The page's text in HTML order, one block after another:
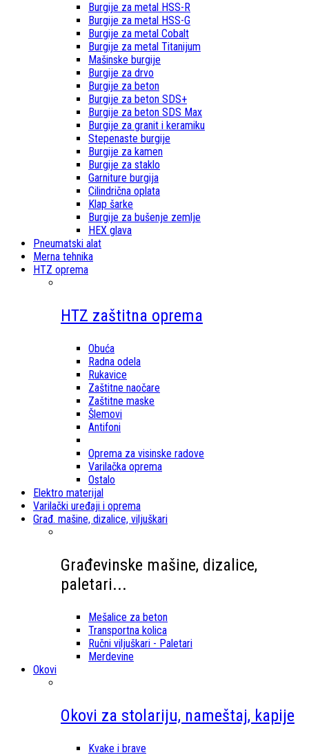
Burgije za metal HSS-R
Burgije za metal HSS-G
Burgije za metal Cobalt
Burgije za metal Titanijum
Mašinske burgije
Burgije za drvo
Burgije za beton
Burgije za beton SDS+
Burgije za beton SDS Max
Burgije za granit i keramiku
Stepenaste burgije
Burgije za kamen
Burgije za staklo
Garniture burgija
Cilindrična oplata
Klap šarke
Burgije za bušenje zemlje
HEX glava
Pneumatski alat
Merna tehnika
HTZ oprema
HTZ zaštitna oprema
Obuća
Radna odela
Rukavice
Zaštitne naočare
Zaštitne maske
Šlemovi
Antifoni
Oprema za visinske radove
Varilačka oprema
Ostalo
Elektro materijal
Varilački uređaji i oprema
Građ. mašine, dizalice, viljuškari
Građevinske mašine, dizalice,
paletari...
Mešalice za beton
Transportna kolica
Ručni viljuškari - Paletari
Merdevine
Okovi
Okovi za stolariju, nameštaj, kapije
Kvake i brave